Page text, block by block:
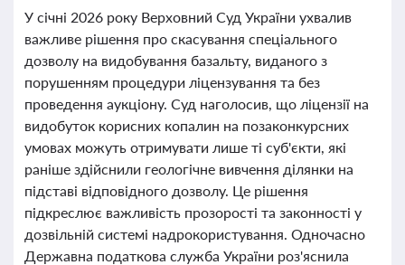
У січні 2026 року Верховний Суд України ухвалив
важливе рішення про скасування спеціального
дозволу на видобування базальту, виданого з
порушенням процедури ліцензування та без
проведення аукціону. Суд наголосив, що ліцензії на
видобуток корисних копалин на позаконкурсних
умовах можуть отримувати лише ті суб'єкти, які
раніше здійснили геологічне вивчення ділянки на
підставі відповідного дозволу. Це рішення
підкреслює важливість прозорості та законності у
дозвільній системі надрокористування. Одночасно
Державна податкова служба України роз'яснила